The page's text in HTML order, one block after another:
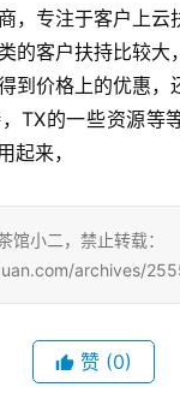
，专注于客户上云
的客户扶持比较大
到价格上的优惠，
TX的一些资源等
起来，
馆小二，禁止转载：
archives/
赞 (0)